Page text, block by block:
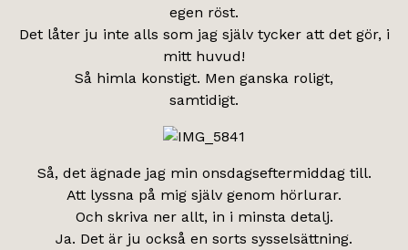
egen röst.
Det låter ju inte alls som jag själv tycker att det gör, i
mitt huvud!
Så himla konstigt. Men ganska roligt,
samtidigt.
Så, det ägnade jag min onsdagseftermiddag till.
Att lyssna på mig själv genom hörlurar.
Och skriva ner allt, in i minsta detalj.
Ja. Det är ju också en sorts sysselsättning.